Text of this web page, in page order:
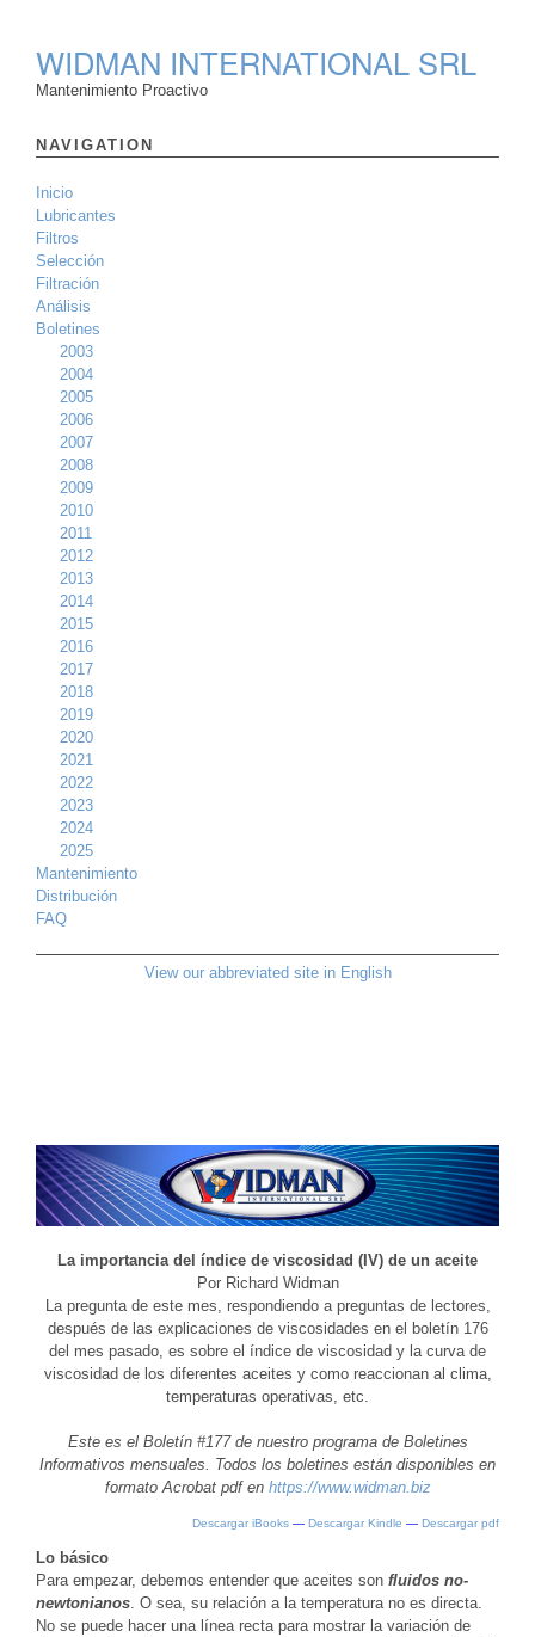
WIDMAN INTERNATIONAL SRL
Mantenimiento Proactivo
NAVIGATION
Inicio
Lubricantes
Filtros
Selección
Filtración
Análisis
Boletines
2003
2004
2005
2006
2007
2008
2009
2010
2011
2012
2013
2014
2015
2016
2017
2018
2019
2020
2021
2022
2023
2024
2025
Mantenimiento
Distribución
FAQ
View our abbreviated site in English
La importancia del índice de viscosidad (IV) de un aceite
Por Richard Widman
La pregunta de este mes, respondiendo a preguntas de lectores,
después de las explicaciones de viscosidades en el boletín 176
del mes pasado, es sobre el índice de viscosidad y la curva de
viscosidad de los diferentes aceites y como reaccionan al clima,
temperaturas operativas, etc.
Este es el Boletín #177 de nuestro programa de Boletines
Informativos mensuales. Todos los boletines están disponibles en
formato Acrobat pdf en https://www.widman.biz
Descargar iBooks — Descargar Kindle — Descargar pdf
Lo básico
Para empezar, debemos entender que aceites son fluidos no-
newtonianos . O sea, su relación a la temperatura no es directa.
No se puede hacer una línea recta para mostrar la variación de